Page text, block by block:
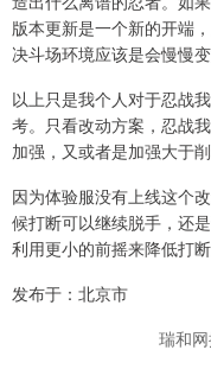
版本更新是一个新的开端
决斗场环境应该是会慢慢变
以上只是我个人对于忍战
考。只看改动方案，忍战
加强，又或者是加强大于削
因为体验服没有上线这个
候打断可以继续脱手，还
利用更小的前摇来降低打
发布于：北京市
瑞和